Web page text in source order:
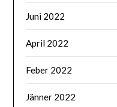
Juni 2022
April 2022
Feber 2022
Jänner 2022